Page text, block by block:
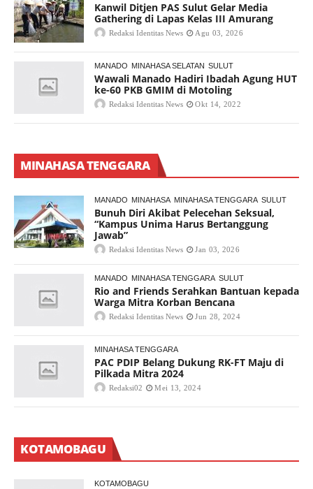
Kanwil Ditjen PAS Sulut Gelar Media
Gathering di Lapas Kelas III Amurang
Redaksi Identitas News Agu 03, 2026
MANADO MINAHASA SELATAN SULUT
Wawali Manado Hadiri Ibadah Agung HUT
ke-60 PKB GMIM di Motoling
Redaksi Identitas News Okt 14, 2022
MINAHASA TENGGARA
MANADO MINAHASA MINAHASA TENGGARA SULUT
Bunuh Diri Akibat Pelecehan Seksual,
“Kampus Unima Harus Bertanggung
Jawab”
Redaksi Identitas News Jan 03, 2026
MANADO MINAHASA TENGGARA SULUT
Rio and Friends Serahkan Bantuan kepada
Warga Mitra Korban Bencana
Redaksi Identitas News Jun 28, 2024
MINAHASA TENGGARA
PAC PDIP Belang Dukung RK-FT Maju di
Pilkada Mitra 2024
Redaksi02 Mei 13, 2024
KOTAMOBAGU
KOTAMOBAGU